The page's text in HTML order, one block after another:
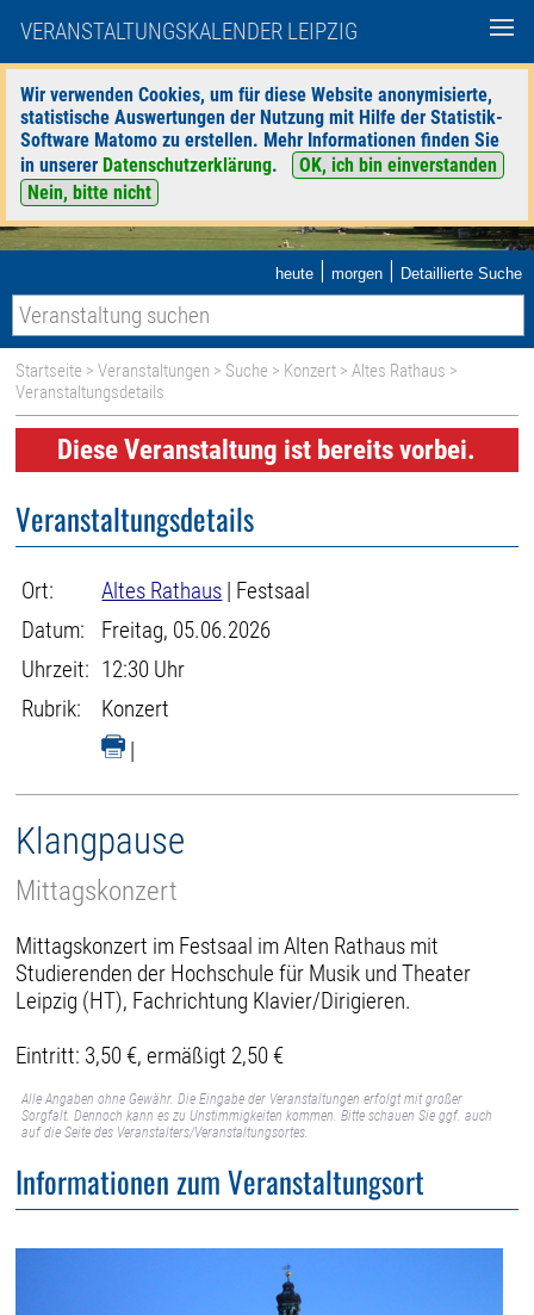
VERANSTALTUNGSKALENDER LEIPZIG
Wir verwenden Cookies, um für diese Website anonymisierte,
statistische Auswertungen der Nutzung mit Hilfe der Statistik-
Software Matomo zu erstellen. Mehr Informationen finden Sie
in unserer Datenschutzerklärung.
OK, ich bin einverstanden
Nein, bitte nicht
heute | morgen | Detaillierte Suche
Startseite >Veranstaltungen > Suche > Konzert >Altes Rathaus >
Veranstaltungsdetails
Diese Veranstaltung ist bereits vorbei.
Veranstaltungsdetails
Ort: Altes Rathaus | Festsaal
Datum:
Freitag, 05.06.2026
Uhrzeit: 12:30 Uhr
Rubrik:
Konzert
|
Klangpause
Mittagskonzert
Mittagskonzert im Festsaal im Alten Rathaus mit
Studierenden der Hochschule für Musik und Theater
Leipzig (HT), Fachrichtung Klavier/Dirigieren.
Eintritt: 3,50 €, ermäßigt 2,50 €
Alle Angaben ohne Gewähr. Die Eingabe der Veranstaltungen erfolgt mit großer
Sorgfalt. Dennoch kann es zu Unstimmigkeiten kommen. Bitte schauen Sie ggf. auch
auf die Seite des Veranstalters/Veranstaltungsortes.
Informationen zum Veranstaltungsort